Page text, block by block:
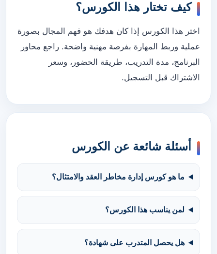
كيف تختار هذا الكورس؟
اختر هذا الكورس إذا كان هدفك هو فهم المجال بصورة
عملية وربط المهارة بفرصة مهنية واضحة. راجع محاور
البرنامج، مدة التدريب، طريقة الحضور، وسعر
الاشتراك قبل التسجيل.
أسئلة شائعة عن الكورس
ما هو كورس إدارة مخاطر العقد والامتثال؟
لمن يناسب هذا الكورس؟
هل يحصل المتدرب على شهادة؟